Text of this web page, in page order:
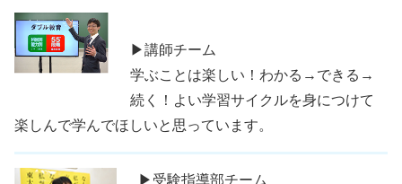
▶講師チーム
学ぶことは楽しい！わかる→できる→
続く！よい学習サイクルを身につけて
楽しんで学んでほしいと思っています。
▶受験指導部チーム